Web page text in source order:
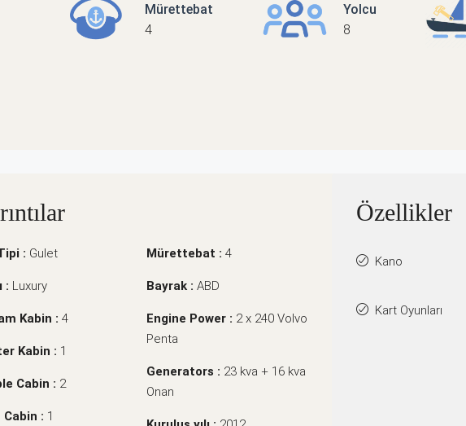
Mürettebat
4
Yolcu
8
: Gulet
: Luxury
Kabin : 4
Kabin : 1
Cabin : 2
Cabin : 1
Mürettebat : 4
Bayrak : ABD
Engine Power : 2 x 240 Volvo
Penta
Generators : 23 kva + 16 kva
Onan
Özellikler
Kano
Kart Oyunları